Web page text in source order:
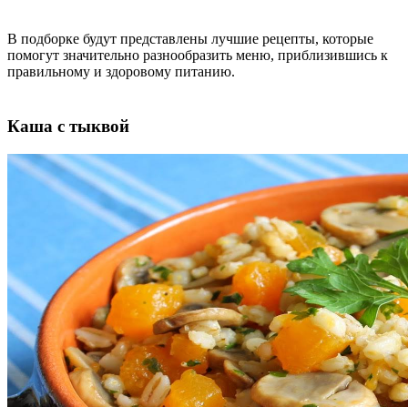
В подборке будут представлены лучшие рецепты, которые
помогут значительно разнообразить меню, приблизившись к
правильному и здоровому питанию.
Каша с тыквой